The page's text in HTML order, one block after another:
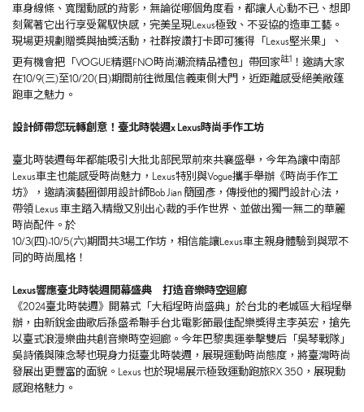
車身線條、寬闊動感的背影，無論從哪個角度看，都讓人心動不已、想即
刻駕著它出行享受駕馭快感，完美呈現Lexus極致、不妥協的造車工藝。
現場更規劃贈獎與抽獎活動，社群按讚打卡即可獲得「Lexus堅米果」、
更有機會把「VOGUE精選FNO時尚潮流精品禮包」帶回家註1 ！邀請大家
在10/9(三)至10/20(日)期間前往微風信義東側大門，近距離感受絕美敞篷
跑車之魅力。
設計師帶您玩轉創意！臺北時裝週x Lexus時尚手作工坊
臺北時裝週每年都能吸引大批北部民眾前來共襄盛舉，今年為讓中南部
Lexus車主也能感受時尚魅力，Lexus特別與Vogue攜手舉辦《時尚手作工
坊》，邀請演藝圈御用設計師Bob Jian 簡國彥，傳授他的獨門設計心法，
帶領 Lexus 車主踏入精緻又別出心裁的手作世界、並做出獨一無二的華麗
時尚配件。於
10/3(四)-10/5(六)期間共3場工作坊，相信能讓Lexus車主親身體驗到與眾不
同的時尚風格！
Lexus響應臺北時裝週開幕盛典 打造音樂時空迴廊
《2024臺北時裝週》開幕式「大稻埕時尚盛典」於台北的老城區大稻埕舉
辦，由新銳金曲歌后孫盛希聯手台北電影節最佳配樂獎得主李英宏，搶先
以臺式浪漫樂曲共創音樂時空迴廊。今年巴黎奧運拳擊雙后「吳琴戰隊」
吳詩儀與陳念琴也現身力挺臺北時裝週，展現運動時尚態度，將臺灣時尚
發展出更豐富的面貌。Lexus 也於現場展示極致運動跑旅RX 350，展現動
感跑格魅力。